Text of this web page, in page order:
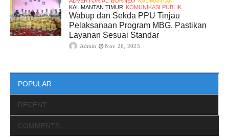
KALIMANTAN TIMUR KOMUNIKASI PUBLIK
Wabup dan Sekda PPU Tinjau
Pelaksanaan Program MBG, Pastikan
Layanan Sesuai Standar
Admin Nov 26, 2025
POPULAR
RECENT
COMMENTS